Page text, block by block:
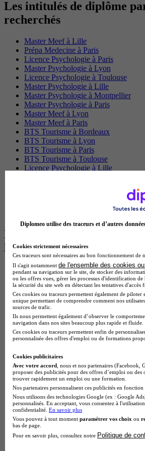
Les intitulés de diplôme
recherchés
Master Meef à Lille
Prépa Medecine à Paris
Licence Psychologie à Paris
Master Psychologie à Lyon
Licence Psychologie à Toulouse
Master Psychologie à Lille
Master Psychologie à Montpellier
Master Psychologie à Paris
Master Meef à Lyon
Master Meef à Paris
BTS Tourisme à Bordeaux
BTS Tourisme à Lyon
BTS Tourisme à Paris
BTS Tourisme à Toulouse
Licence Psychologie à Lille
Les intitulés de diplôme
les plus recherchés
BTS Esf en alternance
BTS Dietetique en alternance
BTS Mco en alternance
BTS Pi en alternance
BTS Sp3s en alternance
Master CCA en alternance
BTS Ndrc en alternance
BTS Sam en alternance
Cap Fleuriste en alternance
MSc Marketing Digital en alternance
BTS Gpme en alternance
Cap Electricien en alternance
BTS Gpn en alternance
BTS Domotique en alternance
BAC Pro Agora en alternance
BTS Sta en alternance
BTS Iris en alternance
BTS Tpl en alternance
BTS Ati en alternance
Diplomeo utilise des traceurs et d’autres
Cookies strictement nécessaires
Ces traceurs sont nécessaires au bon fonctionnement de
Il s'agit notamment de l'ensemble des cookies
pendant sa navigation sur le site, de stocker des
ou les offres vues, gérer les processus d'identification
la sécurité du site web en détectant les tentatives
Ces cookies ou traceurs permettent également de
unique permettant de comprendre comment nos
sources de trafic.
Ils nous permettent également d’observer le
navigation dans nos sites beaucoup plus rapide et fluide.
Ces cookies ou traceurs permettent enfin de
personnalisée des offres d'emploi ou de formations
Cookies publicitaires
Avec votre accord , nous et nos partenaires
proposer des publicités pour des offres d’emploi ou
trouver rapidement un emploi ou une formation.
Nos partenaires personnalisent ces publicités en
Nous utilisons des technologies Google (ex : Google
personnalisés. En acceptant, vous consentez à
confidentialité. En savoir plus
Vous pouvez à tout moment paramétrer vos choix ou
bas de page.
Pour en savoir plus, consultez notre Politique de